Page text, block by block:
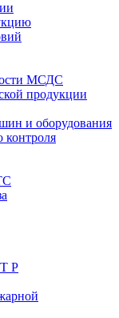
МСДС
продукции
и оборудования
контроля
Р